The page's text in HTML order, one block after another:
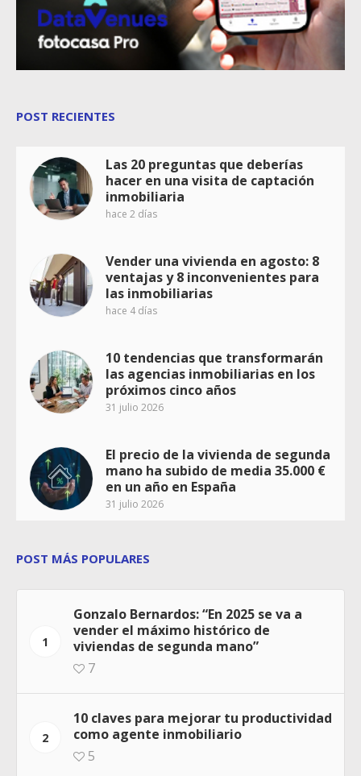
POST RECIENTES
Las 20 preguntas que deberías
hacer en una visita de captación
inmobiliaria
hace 2 días
Vender una vivienda en agosto: 8
ventajas y 8 inconvenientes para
las inmobiliarias
hace 4 días
10 tendencias que transformarán
las agencias inmobiliarias en los
próximos cinco años
31 julio 2026
El precio de la vivienda de segunda
mano ha subido de media 35.000 €
en un año en España
31 julio 2026
POST MÁS POPULARES
1
Gonzalo Bernardos: “En 2025 se va a
vender el máximo histórico de
viviendas de segunda mano”
7
2
10 claves para mejorar tu productividad
como agente inmobiliario
5